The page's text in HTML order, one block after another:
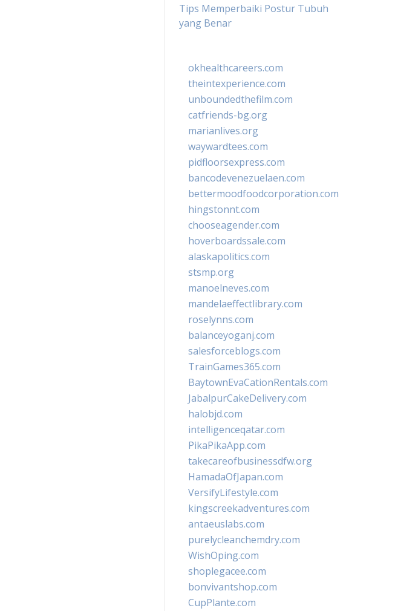
Tips Memperbaiki Postur Tubuh
yang Benar
okhealthcareers.com
theintexperience.com
unboundedthefilm.com
catfriends-bg.org
marianlives.org
waywardtees.com
pidfloorsexpress.com
bancodevenezuelaen.com
bettermoodfoodcorporation.com
hingstonnt.com
chooseagender.com
hoverboardssale.com
alaskapolitics.com
stsmp.org
manoelneves.com
mandelaeffectlibrary.com
roselynns.com
balanceyoganj.com
salesforceblogs.com
TrainGames365.com
BaytownEvaCationRentals.com
JabalpurCakeDelivery.com
halobjd.com
intelligenceqatar.com
PikaPikaApp.com
takecareofbusinessdfw.org
HamadaOfJapan.com
VersifyLifestyle.com
kingscreekadventures.com
antaeuslabs.com
purelycleanchemdry.com
WishOping.com
shoplegacee.com
bonvivantshop.com
CupPlante.com